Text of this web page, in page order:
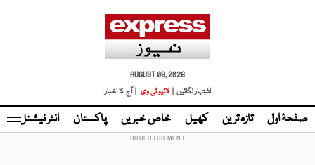
AUGUST 08, 2026
اشتہار لگائیں |
لائیو ٹی وی | آج کا اخبار
صفحۂ اول تازہ ترین کھیل خاص خبریں پاکستان انٹر نیشنل